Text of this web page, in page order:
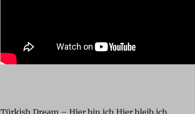
Türkish Dream – Hier bin ich Hier bleib ich